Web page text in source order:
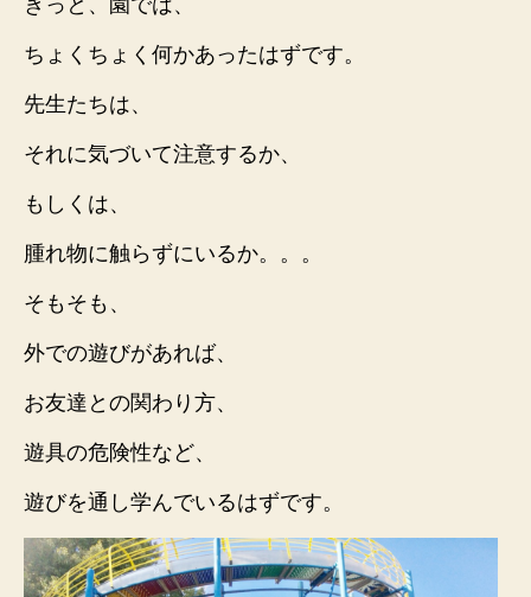
ちょくちょく何かあったはずです。
先生たちは、
それに気づいて注意するか、
もしくは、
腫れ物に触らずにいるか。。。
そもそも、
外での遊びがあれば、
お友達との関わり方、
遊具の危険性など、
遊びを通し学んでいるはずです。